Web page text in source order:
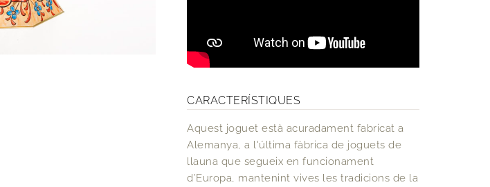
CARACTERÍSTIQUES
Aquest joguet està acuradament fabricat a
Alemanya, a l'última fàbrica de joguets de
llauna que segueix en funcionament
d’Europa, mantenint vives les tradicions de la